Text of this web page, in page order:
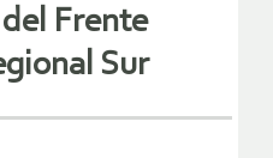
Frente
Sur